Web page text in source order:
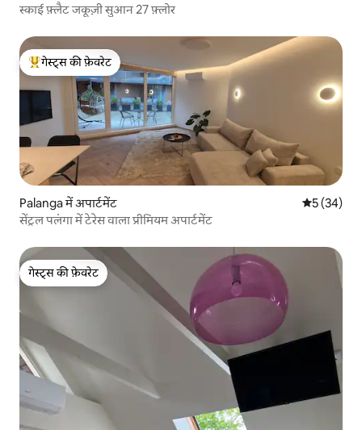
स्काई फ़्लैट जकूज़ी सुआन 27 फ़्लोर
गेस्ट्स का टॉप फ़ेवरेट
गेस्ट्स की फ़ेवरेट
Palanga में अपार्टमेंट औसत रेटिंग
5 (34)
सेंट्रल पलंगा में टेरेस वाला प्रीमियम अपार्टमेंट
गेस्ट्स की फ़ेवरेट
गेस्ट्स की फ़ेवरेट